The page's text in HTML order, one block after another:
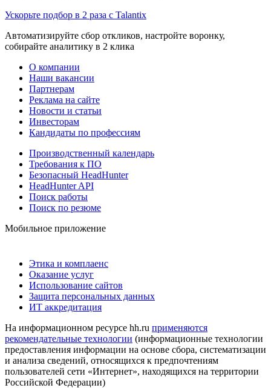
Ускорьте подбор в 2 раза с Talantix
Автоматизируйте сбор откликов, настройте воронку,
собирайте аналитику в 2 клика
О компании
Наши вакансии
Партнерам
Реклама на сайте
Новости и статьи
Инвесторам
Кандидаты по профессиям
Производственный календарь
Требования к ПО
Безопасный HeadHunter
HeadHunter API
Поиск работы
Поиск по резюме
Мобильное приложение
Этика и комплаенс
Оказание услуг
Использование сайтов
Защита персональных данных
ИТ аккредитация
На информационном ресурсе hh.ru применяются
рекомендательные технологии (информационные технологии
предоставления информации на основе сбора, систематизации
и анализа сведений, относящихся к предпочтениям
пользователей сети «Интернет», находящихся на территории
Российской Федерации)